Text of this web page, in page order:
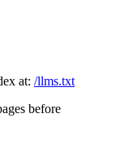
at: /llms.txt
before